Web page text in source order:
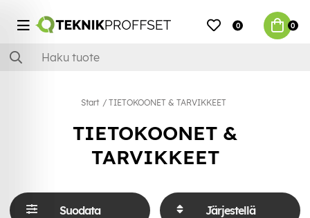
0 0
Start TIETOKOONET & TARVIKKEET
TIETOKOONET &
TARVIKKEET
Suodata Järjestellä